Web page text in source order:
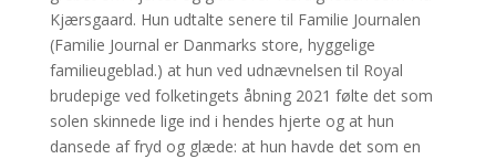
Kjærsgaard. Hun udtalte senere til Familie Journalen
(Familie Journal er Danmarks store, hyggelige
familieugeblad.) at hun ved udnævnelsen til Royal
brudepige ved folketingets åbning 2021 følte det som
solen skinnede lige ind i hendes hjerte og at hun
dansede af fryd og glæde: at hun havde det som en